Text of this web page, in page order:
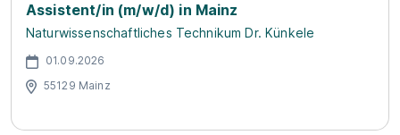
Assistent/in (m/w/d) in Mainz
Naturwissenschaftliches Technikum Dr. Künkele
01.09.2026
55129 Mainz